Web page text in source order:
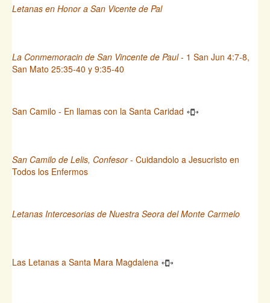
Letanas en Honor a San Vicente de Pal
La Conmemoracin de San Vincente de Paul- 1 San Jun 4:7-8,
San Mato 25:35-40 y 9:35-40
San Camilo - En llamas con la Santa Caridad
San Camilo de Lelis, Confesor- Cuidandolo a Jesucristo en
Todos los Enfermos
Letanas Intercesorias de Nuestra Seora del Monte Carmelo
Las Letanas a Santa Mara Magdalena